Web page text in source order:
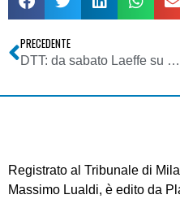
PRECEDENTE
DTT: da sabato Laeffe su LCN 50, in partnership con Gruppo Espresso
Registrato al Tribunale di
Massimo Lualdi, è edito da